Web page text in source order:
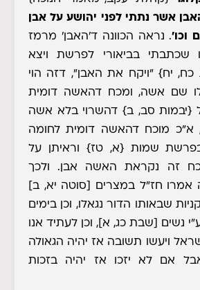
אשר נתתי לפני יהושע על אבן
וכו'. נראה הכוונה ד'האבן' מרמז
שכתבתי בביאורי לפרשת ויצא
כח, יח}"ויקח את האבן", דזה הוי
לו שם אשה, ומכח דהאשה דומית
{יבמות סב, ב} דהשרוי בלא אשה
א"כ מוכח דהאשה דומית לחומה
בפרשת שמות{א, טז} וראיתן על
זה נקראת האשה אבן. ולכך
אמרו חז"ל במצרים
[סוטה יא, ב]
שבאותו הדור נגאלו, וכן בימים
נשים [שבת כג, א], וכן לעתיד אנו
ויעשו תשובה אז יהיה הגאולה
אם לא יזכו אז יהיה בזכות